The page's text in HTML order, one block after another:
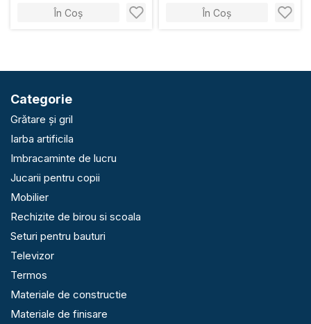
În Coș În Coș
Categorie
Grătare și gril
Iarba artificila
Imbracaminte de lucru
Jucarii pentru copii
Mobilier
Rechizite de birou si scoala
Seturi pentru bauturi
Televizor
Termos
Materiale de constructie
Materiale de finisare